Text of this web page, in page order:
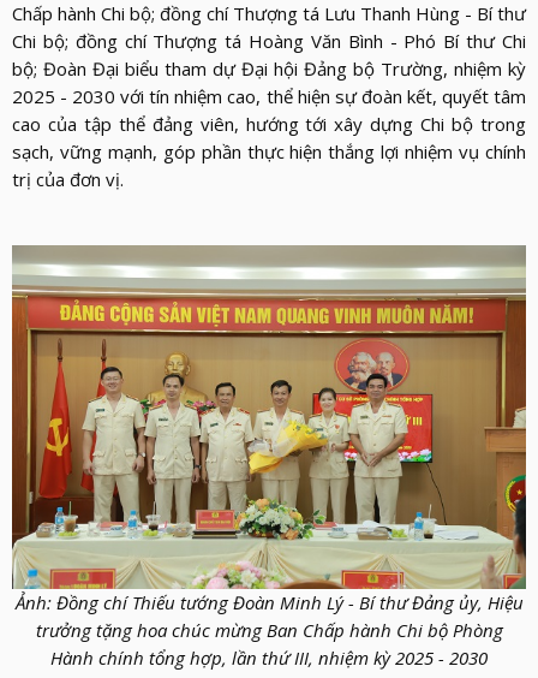
Chấp hành Chi bộ; đồng chí Thượng tá Lưu Thanh Hùng - Bí thư
Chi bộ; đồng chí Thượng tá Hoàng Văn Bình - Phó Bí thư Chi
bộ; Đoàn Đại biểu tham dự Đại hội Đảng bộ Trường, nhiệm kỳ
2025 - 2030 với tín nhiệm cao, thể hiện sự đoàn kết, quyết tâm
cao của tập thể đảng viên, hướng tới xây dựng Chi bộ trong
sạch, vững mạnh, góp phần thực hiện thắng lợi nhiệm vụ chính
trị của đơn vị.
Ảnh: Đồng chí Thiếu tướng Đoàn Minh Lý - Bí thư Đảng ủy, Hiệu
trưởng tặng hoa chúc mừng Ban Chấp hành Chi bộ Phòng
Hành chính tổng hợp, lần thứ III, nhiệm kỳ 2025 - 2030